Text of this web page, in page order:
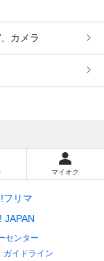
カメラ
マイオク
フリマ
JAPAN
センター
ガイドライン